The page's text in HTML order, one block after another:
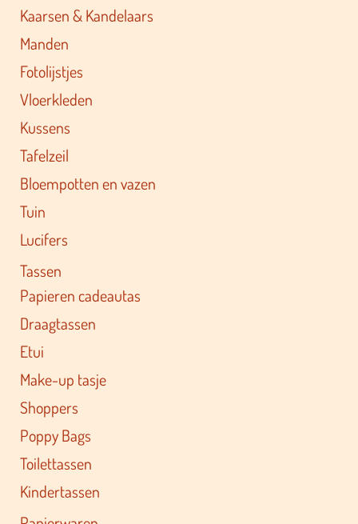
Kaarsen & Kandelaars
Manden
Fotolijstjes
Vloerkleden
Kussens
Tafelzeil
Bloempotten en vazen
Tuin
Lucifers
Tassen
Papieren cadeautas
Draagtassen
Etui
Make-up tasje
Shoppers
Poppy Bags
Toilettassen
Kindertassen